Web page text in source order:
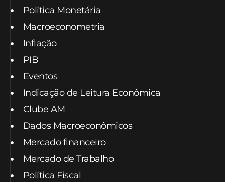
Política Monetária
Macroeconometria
Inflação
PIB
Eventos
Indicação de Leitura Econômica
Clube AM
Dados Macroeconômicos
Mercado financeiro
Mercado de Trabalho
Política Fiscal